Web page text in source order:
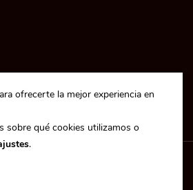
© 2025 Industrias Gabar S.L.
ofrecerte la mejor experiencia en
sobre qué cookies utilizamos o
.